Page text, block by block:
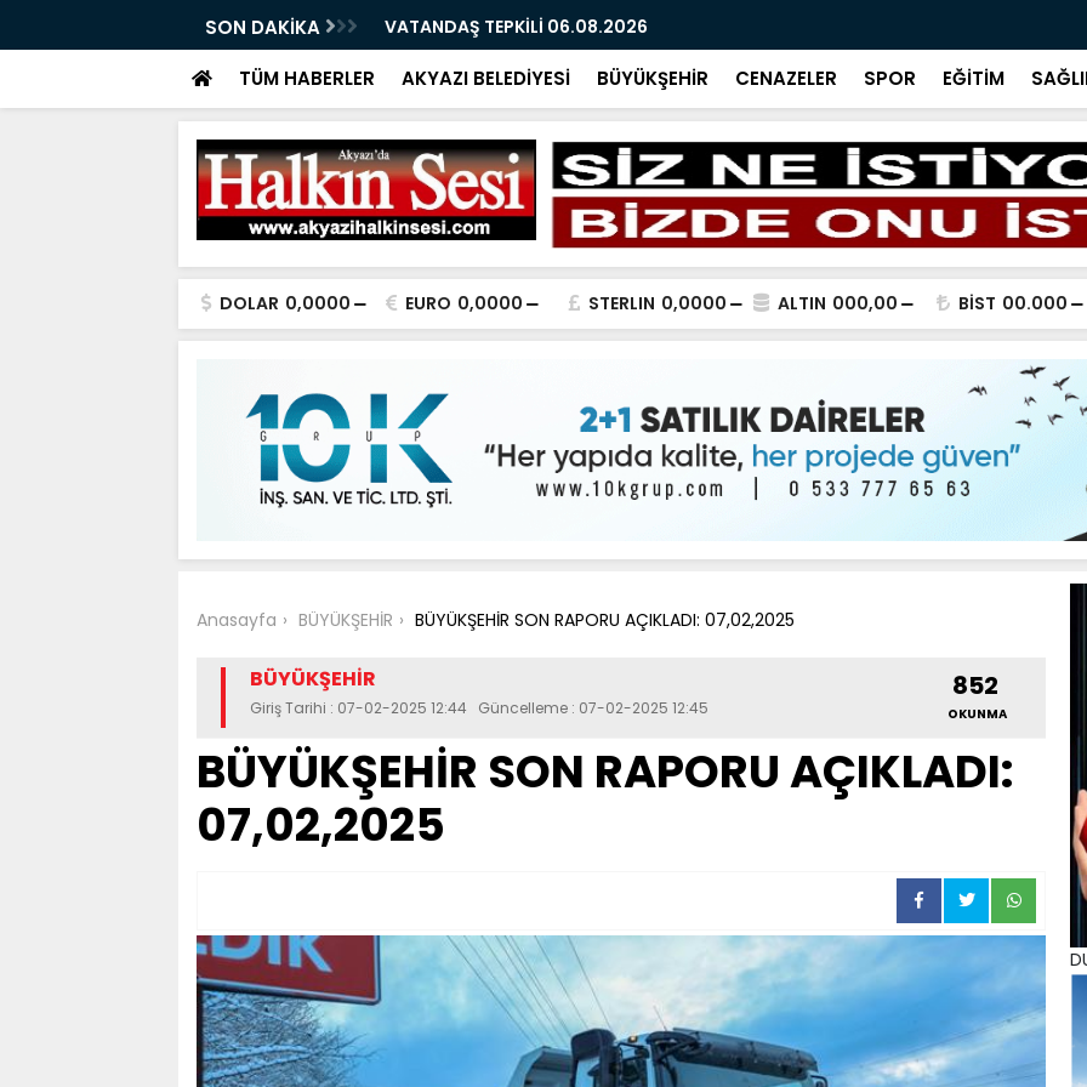
SON DAKİKA VATANDAŞ TEPKİLİ 06.08.2026
TÜM HABERLER AKYAZI BELEDİYESİ BÜYÜKŞEHİR CENAZELER SPOR EĞİTİM
DOLAR 0,0000 EURO 0,0000 STERLIN 0,0000 ALTIN 000,00 BİST 00.000
Anasayfa BÜYÜKŞEHİR BÜYÜKŞEHİR SON RAPORU AÇIKLADI: 07,02,2025
BÜYÜKŞEHİR
Giriş Tarihi : 07-02-2025 12:44 Güncelleme : 07-02-2025 12:45
852
OKUNMA
BÜYÜKŞEHİR SON RAPORU AÇIKLADI:
07,02,2025